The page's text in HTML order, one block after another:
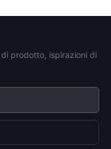
prodotto, ispirazioni di